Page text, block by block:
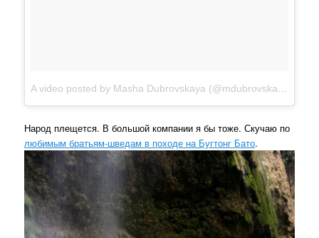
A video posted by Masha Dubrovskaya (@mdubrovskaya)
Народ плещется. В большой компании я бы тоже. Скучаю по
любимым братьям-шведам в походе на Бугтонг Бато.